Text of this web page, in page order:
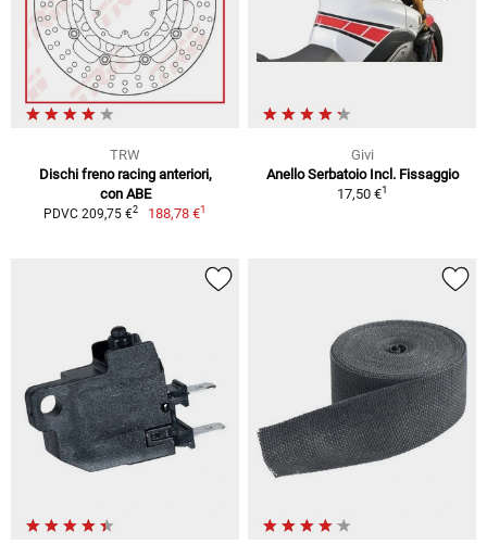
TRW
Dischi freno racing anteriori,
con ABE
PDVC 209,75 €2 188,78 €1
Givi
Anello Serbatoio Incl. Fissaggio
17,50 €1